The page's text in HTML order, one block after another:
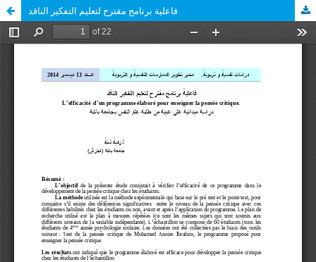
فاعلية برنامج مقترح لتعليم التفكير الناقد